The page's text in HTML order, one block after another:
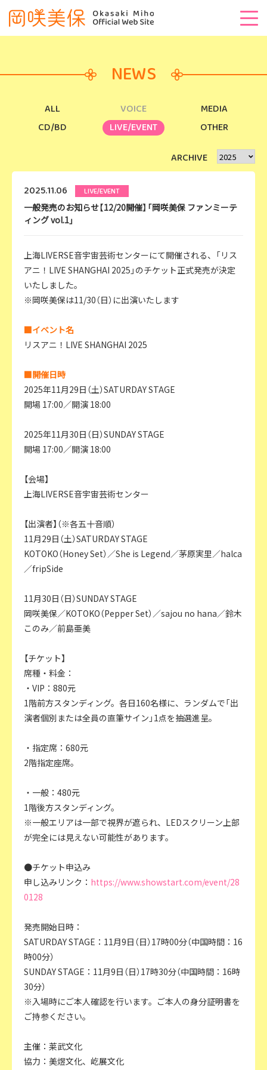
NEWS
ALL VOICE
MEDIA
CD/BD
LIVE/EVENT OTHER
ARCHIVE
2025.11.06 LIVE/EVENT
一般発売のお知らせ【12/20開催】「岡咲美保 ファンミーテ
ィング vol.1」
上海LIVERSE音宇宙芸術センターにて開催される、「リス
アニ！LIVE SHANGHAI 2025」のチケット正式発売が決定
いたしました。
※岡咲美保は11/30（日）に出演いたします
■イベント名
リスアニ！LIVE SHANGHAI 2025
■開催日時
2025年11月29日（土）SATURDAY STAGE
開場 17:00／開演 18:00
2025年11月30日（日）SUNDAY STAGE
開場 17:00／開演 18:00
【会場】
上海LIVERSE音宇宙芸術センター
【出演者】（※各五十音順）
11月29日（土）SATURDAY STAGE
KOTOKO（Honey Set）／She is Legend／茅原実里／halca
／fripSide
11月30日（日）SUNDAY STAGE
岡咲美保／KOTOKO（Pepper Set）／sajou no hana／鈴木
このみ／前島亜美
【チケット】
席種・料金：
・VIP：880元
1階前方スタンディング。各日160名様に、ランダムで「出
演者個別または全員の直筆サイン」1点を抽選進呈。
・指定席：680元
2階指定座席。
・一般：480元
1階後方スタンディング。
※一般エリアは一部で視界が遮られ、LEDスクリーン上部
が完全には見えない可能性があります。
●チケット申込み
申し込みリンク： https://www.showstart.com/event/28
0128
発売開始日時：
SATURDAY STAGE：11月9日（日）17時00分（中国時間：16
時00分）
SUNDAY STAGE：11月9日（日）17時30分（中国時間：16時
30分）
※入場時にご本人確認を行います。ご本人の身分証明書を
ご持参ください。
主催：莱武文化
協力：美煜文化、屹展文化